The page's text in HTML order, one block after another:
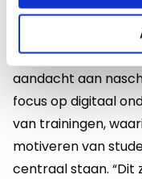
Daarnaast kunnen
opnemen met de
welzijn achteruit
aandacht aan
focus op digitaal
van trainingen,
motiveren van
centraal staan. “Dit